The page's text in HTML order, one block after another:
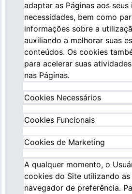
adaptar as Páginas aos seus
necessidades, bem como
informações sobre a
auxiliando a melhorar suas
conteúdos. Os cookies
para acelerar suas
nas Páginas.
Cookies Necessários
Cookies Funcionais
Cookies de Marketing
A qualquer momento, o
cookies do Site utilizando
navegador de preferência.